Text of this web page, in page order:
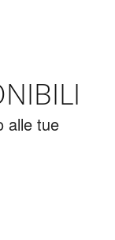
alle tue